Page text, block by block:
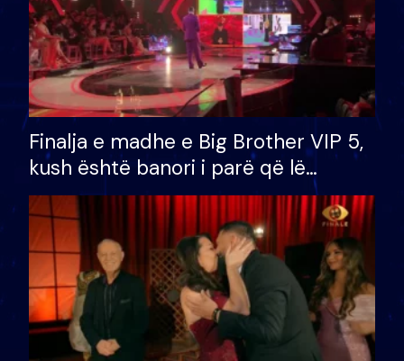
Finalja e madhe e Big Brother VIP 5,
kush është banori i parë që lë
shtëpinë dhe humb mundësinë për
të fituar çmimin e madh